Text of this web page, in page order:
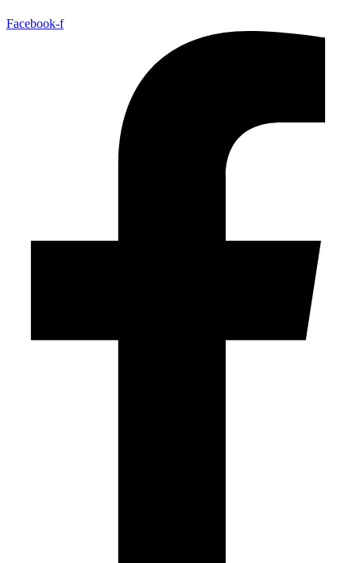
Facebook-f